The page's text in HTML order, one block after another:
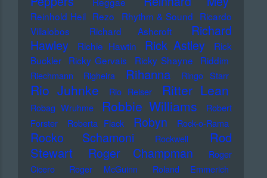
Reinhold Heil Rezo Rhythm & Sound Ricardo
Villalobos
Richard Ashcroft
Richard
Hawley
Richie Hawtin Rick Astley
Rick
Buckler
Ricky Gervais Ricky Shayne Riddim
Riechmann Righeira Rihanna Ringo Starr
Rio Juhnke Rio Reiser Ritter Lean
Robag Wruhme Robbie Williams
Robert
Forster
Roberta Flack Robyn Rock-o-Rama
Rocko Schamoni Rockwell
Rod
Stewart
Roger Champman
Roger
Cicero
Roger McGuinn Roland Emmerich